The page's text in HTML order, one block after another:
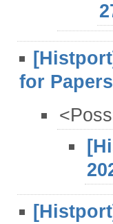
for Papers